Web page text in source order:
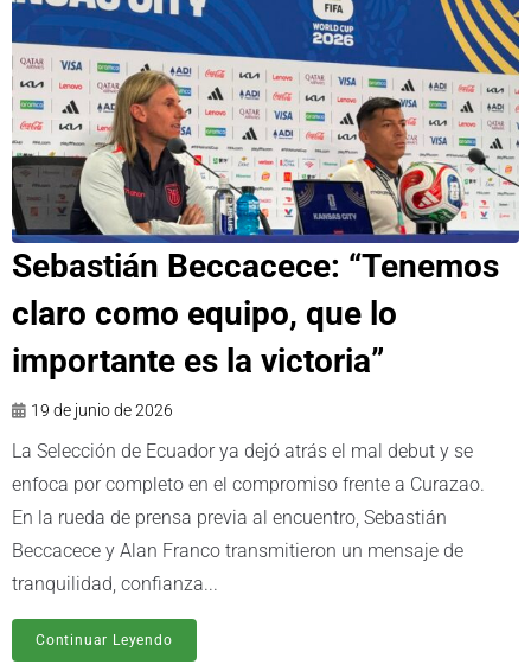
Sebastián Beccacece: “Tenemos
claro como equipo, que lo
importante es la victoria”
19 de junio de 2026
La Selección de Ecuador ya dejó atrás el mal debut y se
enfoca por completo en el compromiso frente a Curazao.
En la rueda de prensa previa al encuentro, Sebastián
Beccacece y Alan Franco transmitieron un mensaje de
tranquilidad, confianza...
Continuar Leyendo